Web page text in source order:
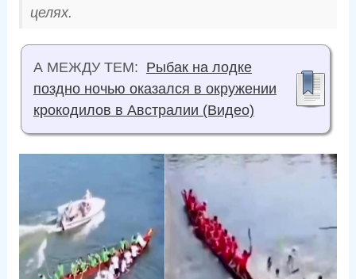
целях.
А МЕЖДУ ТЕМ: Рыбак на лодке
поздно ночью оказался в окружении
крокодилов в Австралии (Видео)